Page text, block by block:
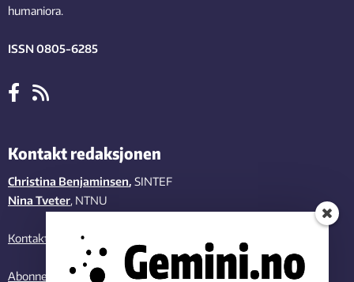
humaniora.
ISSN 0805-6285
Kontakt redaksjonen
Christina Benjaminsen, SINTEF
Nina Tveter, NTNU
Kontakt oss
Abonner på vårt nyhetsbrev